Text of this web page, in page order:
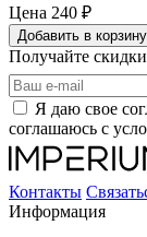
Цена 240 ₽
Добавить в корзину
Получайте
Я даю свое
соглашаюсь с
Контакты
Информация